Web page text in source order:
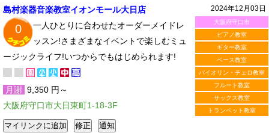
2024年12月03日
大阪府守口市
ピアノ教室
ギター教室
ベース教室
バイオリン・チェロ教室
フルート教室
サックス教室
トランペット教室
島村楽器音楽教室イオンモール大日店
0
一人ひとりに合わせたオーダーメイドレ
ッスン!さまざまなイベントで楽しむミュ
ージックライフ!いつからでもはじめられます!
月謝 9,350 円～
大阪府守口市大日東町1-18-3F